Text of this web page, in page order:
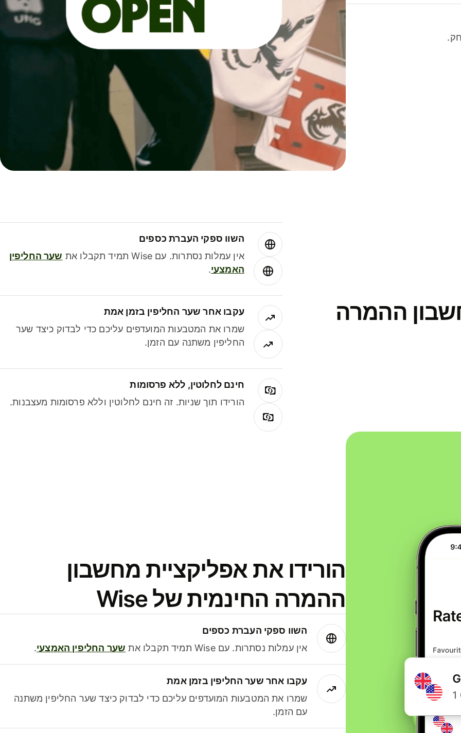
ההמרה
השוו ספקי העברת כספים
אין עמלות נסתרות. עם Wise תמיד תקבלו את
שער החליפין
האמצעי.
עקבו אחר שער החליפין בזמן אמת
שמרו את המטבעות המועדפים עליכם כדי לבדוק כיצד שער
החליפין משתנה עם הזמן.
חינם לחלוטין, ללא פרסומות
הורידו תוך שניות. זה חינם לחלוטין וללא פרסומות מעצבנות.
הורידו את אפליקציית מחשבון
ההמרה החינמית של Wise
השוו ספקי העברת כספים
אין עמלות נסתרות. עם Wise תמיד תקבלו את
שער החליפין האמצעי.
עקבו אחר שער החליפין בזמן אמת
שמרו את המטבעות המועדפים עליכם כדי לבדוק כיצד שער החליפין משתנה
עם הזמן.